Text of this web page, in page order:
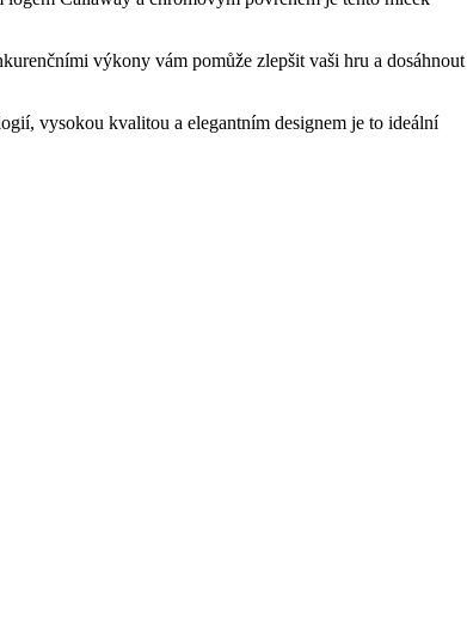
výkony vám pomůže zlepšit vaši hru a dosáhnout
vysokou kvalitou a elegantním designem je to ideální